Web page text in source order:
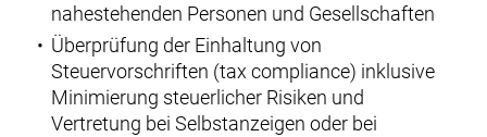
nahestehenden Personen und Gesellschaften
Überprüfung der Einhaltung von
Steuervorschriften (tax compliance) inklusive
Minimierung steuerlicher Risiken und
Vertretung bei Selbstanzeigen oder bei